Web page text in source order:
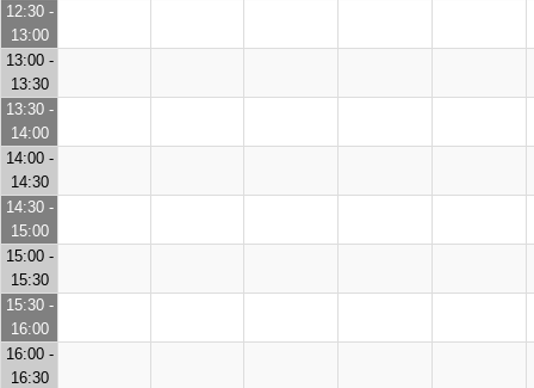
12:30 -
13:00
13:00 -
13:30
13:30 -
14:00
14:00 -
14:30
14:30 -
15:00
15:00 -
15:30
15:30 -
16:00
16:00 -
16:30